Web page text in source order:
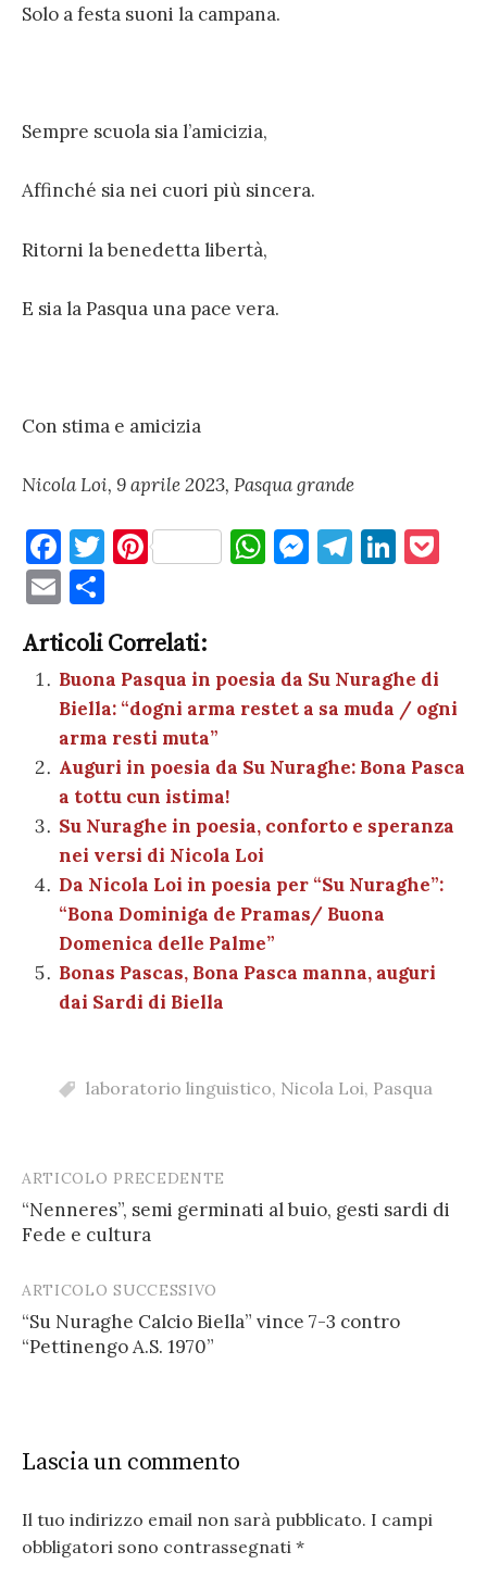
Solo a festa suoni la campana.
Sempre scuola sia l’amicizia,
Affinché sia nei cuori più sincera.
Ritorni la benedetta libertà,
E sia la Pasqua una pace vera.
Con stima e amicizia
Nicola Loi, 9 aprile 2023, Pasqua grande
F
a
c
e
b
o
o
k
T
te
r
Pi
es
t
W
A
p
p
M
g
er
T
a
m
Li
dI
n
E
m
ai
l
o
n
di
vi
di
Articoli Correlati:
Buona Pasqua in poesia da Su Nuraghe di
Biella: “dogni arma restet a sa muda / ogni
arma resti muta”
Auguri in poesia da Su Nuraghe: Bona Pasca
a tottu cun istima!
Su Nuraghe in poesia, conforto e speranza
nei versi di Nicola Loi
Da Nicola Loi in poesia per “Su Nuraghe”:
“Bona Dominiga de Pramas/ Buona
Domenica delle Palme”
Bonas Pascas, Bona Pasca manna, auguri
dai Sardi di Biella
laboratorio linguistico, Nicola Loi, Pasqua
Post
navigation
ARTICOLO PRECEDENTE
“Nenneres”, semi germinati al buio, gesti sardi di
Fede e cultura
ARTICOLO SUCCESSIVO
“Su Nuraghe Calcio Biella” vince 7-3 contro
“Pettinengo A.S. 1970”
Lascia un commento
Il tuo indirizzo email non sarà pubblicato. I campi
obbligatori sono contrassegnati *